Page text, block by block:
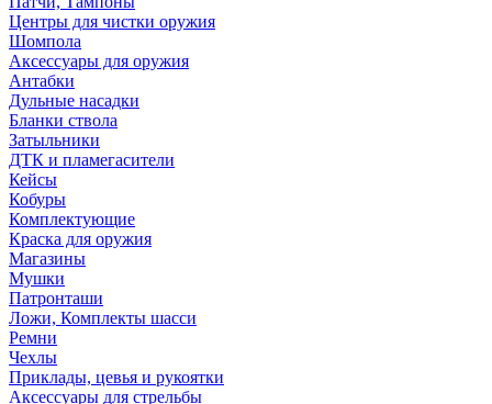
Центры для чистки оружия
Шомпола
Аксессуары для оружия
Антабки
Дульные насадки
Бланки ствола
Затыльники
ДТК и пламегасители
Кейсы
Кобуры
Комплектующие
Краска для оружия
Магазины
Мушки
Патронташи
Ложи, Комплекты шасси
Ремни
Чехлы
Приклады, цевья и рукоятки
Аксессуары для стрельбы